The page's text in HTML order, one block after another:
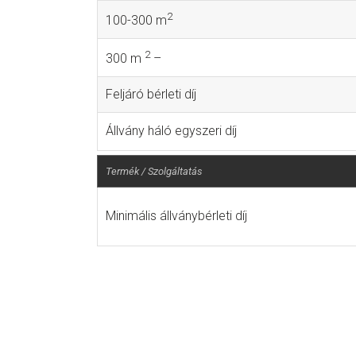
100-300 m2
300 m 2–
Feljáró bérleti díj
Állvány háló egyszeri díj
Termék / Szolgáltatás
Minimális állványbérleti díj